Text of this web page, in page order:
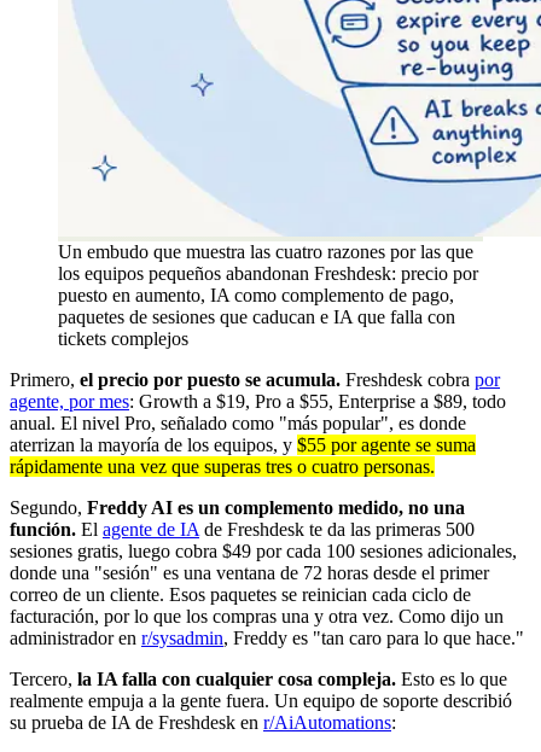
Un embudo que muestra las cuatro razones por las que
los equipos pequeños abandonan Freshdesk: precio por
puesto en aumento, IA como complemento de pago,
paquetes de sesiones que caducan e IA que falla con
tickets complejos
Primero, el precio por puesto se acumula. Freshdesk cobra por
agente, por mes: Growth a $19, Pro a $55, Enterprise a $89, todo
anual. El nivel Pro, señalado como "más popular", es donde
aterrizan la mayoría de los equipos, y $55 por agente se suma
rápidamente una vez que superas tres o cuatro personas.
Segundo, Freddy AI es un complemento medido, no una
función. El agente de IAde Freshdesk te da las primeras 500
sesiones gratis, luego cobra $49 por cada 100 sesiones adicionales,
donde una "sesión" es una ventana de 72 horas desde el primer
correo de un cliente. Esos paquetes se reinician cada ciclo de
facturación, por lo que los compras una y otra vez. Como dijo un
administrador en r/sysadmin, Freddy es "tan caro para lo que hace."
Tercero, la IA falla con cualquier cosa compleja. Esto es lo que
realmente empuja a la gente fuera. Un equipo de soporte describió
su prueba de IA de Freshdesk en r/AiAutomations: